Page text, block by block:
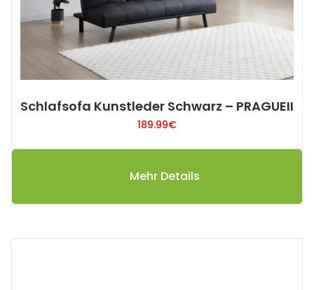
Schlafsofa Kunstleder Schwarz – PRAGUEII
189.99€
Mehr Details